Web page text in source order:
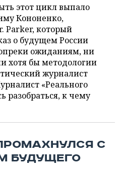
этот цикл выпало
Кононенко,
Parker, который
о будущем России
ожиданиям, ни
хотя бы методологии
журналист
«Реального
разобраться, к чему
С
БУДУЩЕГО